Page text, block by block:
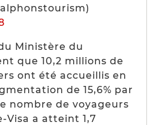
Ministère du
que 10,2 millions de
ont été accueillis en
de 15,6% par
nombre de voyageurs
Visa a atteint 1,7